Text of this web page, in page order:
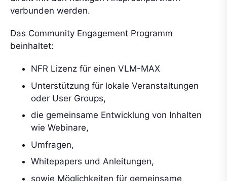
verbunden werden.
Das Community Engagement Programm
beinhaltet:
NFR Lizenz für einen VLM-MAX
Unterstützung für lokale Veranstaltungen
oder User Groups,
die gemeinsame Entwicklung von Inhalten
wie Webinare,
Umfragen,
Whitepapers und Anleitungen,
sowie Möglichkeiten für gemeinsame